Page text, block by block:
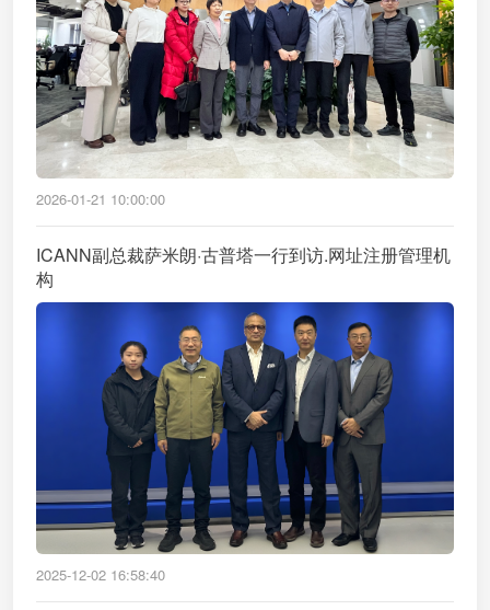
2026-01-21 10:00:00
ICANN副总裁萨米朗·古普塔一行到访.网址注册管理机
构
2025-12-02 16:58:40